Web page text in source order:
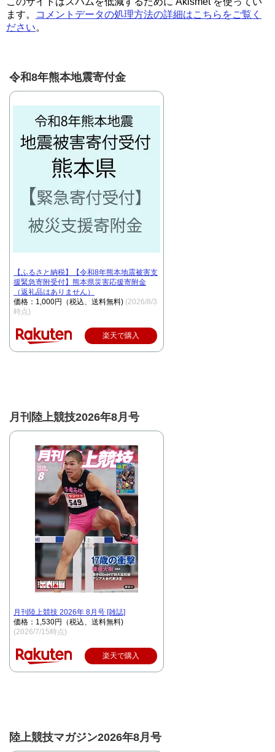
ます。
コメントデータの処理方法の詳細はこちらをご覧く
ださい。
令和8年熊本地震寄付金
【ふるさと納税】【令和8年熊本地震被害支
援緊急寄附受付】熊本県災害応援寄附金
（返礼品はありません）
価格：1,000円（税込、送料無料) (2026/8/3
時点)
楽天で購入
月刊陸上競技2026年8月号
月刊陸上競技 2026年 8月号 [雑誌]
価格：1,530円（税込、送料無料)
(2026/7/15時点)
楽天で購入
陸上競技マガジン2026年8月号